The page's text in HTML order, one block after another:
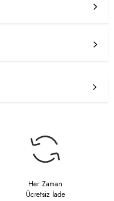
Her Zaman
Ücretsiz İade